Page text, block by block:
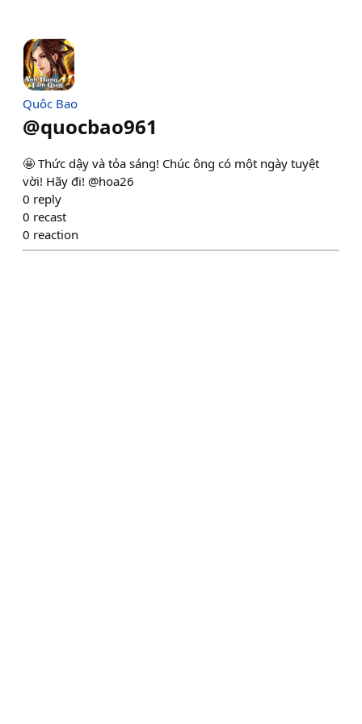
Quôc Bao
@quocbao961
🤩 Thức dậy và tỏa sáng! Chúc ông có một ngày tuyệt
vời! Hãy đi! @hoa26
0 reply
0 recast
0 reaction